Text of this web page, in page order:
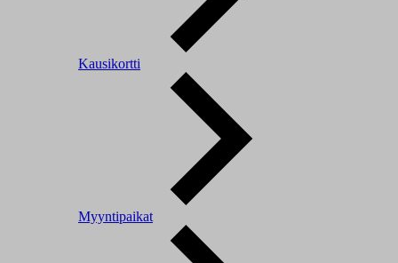
Kausikortti
Myyntipaikat